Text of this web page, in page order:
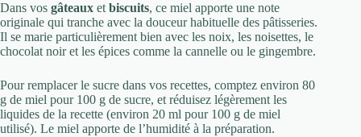
Dans vos gâteaux etbiscuits, ce miel apporte une note
originale qui tranche avec la douceur habituelle des pâtisseries.
Il se marie particulièrement bien avec les noix, les noisettes, le
chocolat noir et les épices comme la cannelle ou le gingembre.
Pour remplacer le sucre dans vos recettes, comptez environ 80
g de miel pour 100 g de sucre, et réduisez légèrement les
liquides de la recette (environ 20 ml pour 100 g de miel
utilisé). Le miel apporte de l’humidité à la préparation.